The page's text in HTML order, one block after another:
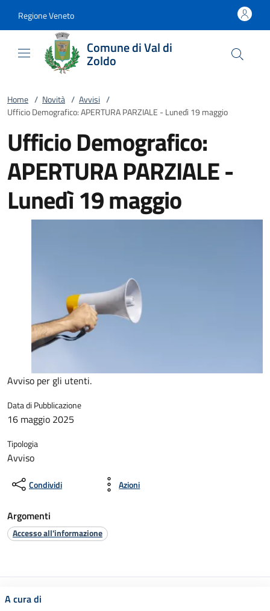
Regione Veneto
Comune di Val di
Zoldo
Home / Novità / Avvisi /
Ufficio Demografico: APERTURA PARZIALE - Lunedì 19 maggio
Ufficio Demografico:
APERTURA PARZIALE -
Lunedì 19 maggio
Avviso per gli utenti.
Data di Pubblicazione
16 maggio 2025
Tipologia
Avviso
Condividi Azioni
Argomenti
Accesso all'informazione
A cura di